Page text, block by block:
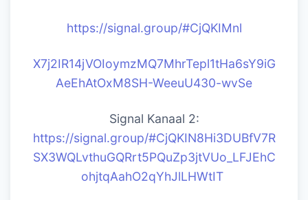
https://signal.group/#CjQKIMnl
X7j2IR14jVOIoymzMQ7MhrTepl1tHa6sY9iG
AeEhAtOxM8SH-WeeuU430-wvSe
Signal Kanaal 2:
https://signal.group/#CjQKIN8Hi3DUBfV7R
SX3WQLvthuGQRrt5PQuZp3jtVUo_LFJEhC
ohjtqAahO2qYhJlLHWtIT